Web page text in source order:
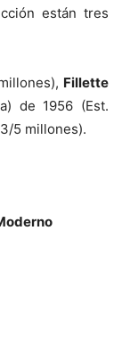
están tres
Fillette
de 1956 (Est.
5 millones).